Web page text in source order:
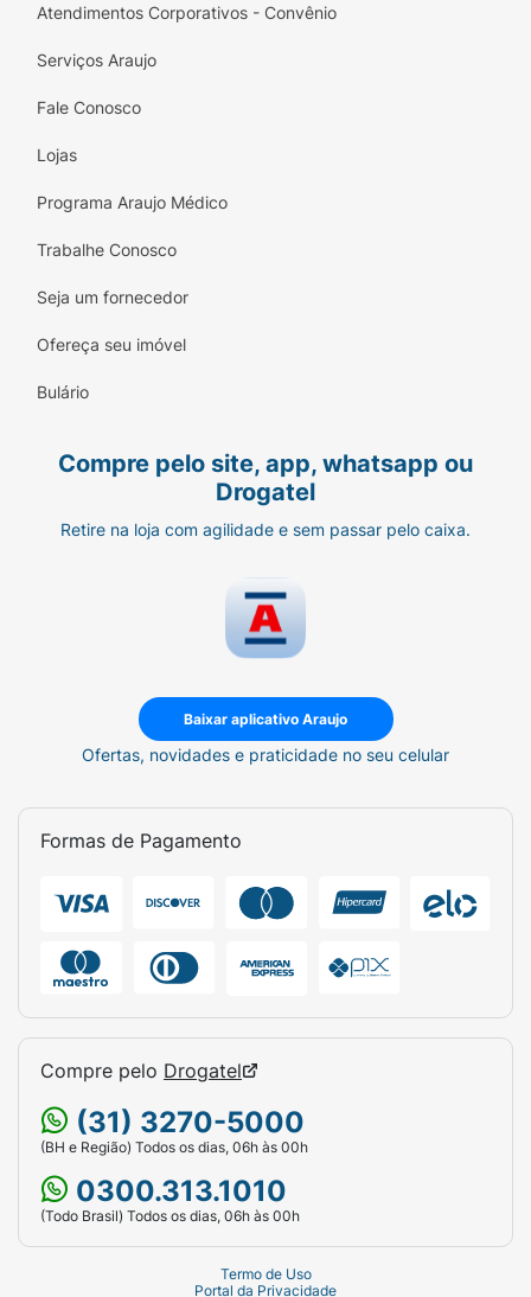
Atendimentos Corporativos - Convênio
Serviços Araujo
Fale Conosco
Lojas
Programa Araujo Médico
Trabalhe Conosco
Seja um fornecedor
Ofereça seu imóvel
Bulário
Compre pelo site, app, whatsapp ou
Drogatel
Retire na loja com agilidade e sem passar pelo caixa.
Baixar aplicativo Araujo
Ofertas, novidades e praticidade no seu celular
Formas de Pagamento
Compre pelo Drogatel
(31) 3270-5000
(BH e Região) Todos os dias, 06h às 00h
0300.313.1010
(Todo Brasil) Todos os dias, 06h às 00h
Termo de Uso
Portal da Privacidade